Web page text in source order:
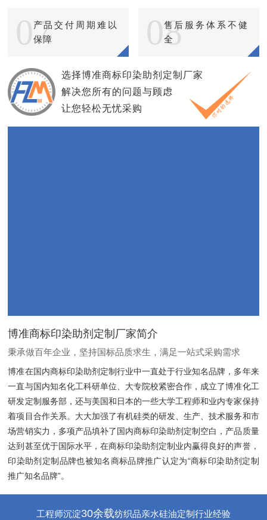
07产品交付周期难以
保障
08
售后服务体系不健
全
选择博准商标印染助剂定制厂家
解决您所有的问题与顾虑
让您轻松无忧采购
博准商标印染助剂定制厂家简介
秉承做百年企业，坚持国标品质求生，满足一站式采购需求
博准在国内商标印染助剂定制行业中一直处于行业知名品牌，多年来
一直与国内知名化工科研单位、大专院校紧密合作，成立了博准化工
研发定制服务部，还与美国和日本的一些大学工程师和业内专家保持
着项目合作关系。大大加强了有机硅类的研发、生产、技术服务和市
场营销实力，多项产品填补了国内商标印染助剂定制空白，产品质量
达到甚至优于国际水平，在商标印染助剂定制业内赢得良好的声誉，
印染助剂定制品牌也被知名商标品牌推广认定为“商标印染助剂定制
推广知名品牌”。
工程师沉淀30余载纺织品亲水硅油定制行业经验